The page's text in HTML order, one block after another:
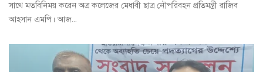
সাথে মতবিনিময় করেন অত্র কলেজের মেধাবী ছাত্র নৌপরিবহন প্রতিমন্ত্রী রাজিব
আহসান এমপি। আজ...